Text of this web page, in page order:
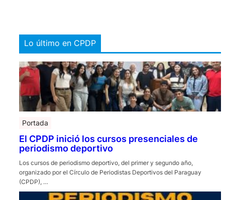
Lo último en CPDP
Portada
El CPDP inició los cursos presenciales de
periodismo deportivo
Los cursos de periodismo deportivo, del primer y segundo año,
organizado por el Círculo de Periodistas Deportivos del Paraguay
(CPDP), …